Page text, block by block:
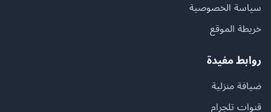
سياسة الخصوصية
خريطة الموقع
روابط مفيدة
ضيافة منزلية
قنوات تلجرام